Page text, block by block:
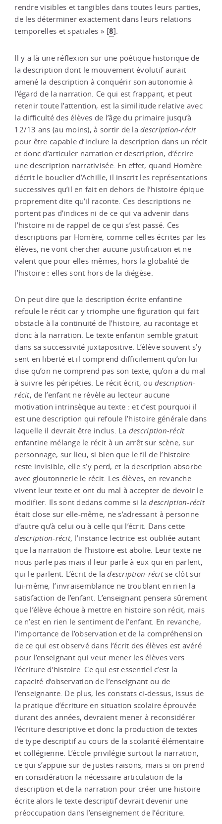
rendre visibles et tangibles dans toutes leurs parties,
de les déterminer exactement dans leurs relations
temporelles et spatiales » [8].
Il y a là une réflexion sur une poétique historique de
la description dont le mouvement évolutif aurait
amené la description à conquérir son autonomie à
l’égard de la narration. Ce qui est frappant, et peut
retenir toute l’attention, est la similitude relative avec
la difficulté des élèves de l’âge du primaire jusqu’à
12/13 ans (au moins), à sortir de ladescription-récit
pour être capable d’inclure la description dans un récit
et donc d’articuler narration et description, d’écrire
une description narrativisée. En effet, quand Homère
décrit le bouclier d’Achille, il inscrit les représentations
successives qu’il en fait en dehors de l’histoire épique
proprement dite qu’il raconte. Ces descriptions ne
portent pas d’indices ni de ce qui va advenir dans
l’histoire ni de rappel de ce qui s’est passé. Ces
descriptions par Homère, comme celles écrites par les
élèves, ne vont chercher aucune justification et ne
valent que pour elles-mêmes, hors la globalité de
l’histoire : elles sont hors de la diégèse.
On peut dire que la description écrite enfantine
refoule le récit car y triomphe une figuration qui fait
obstacle à la continuité de l’histoire, au racontage et
donc à la narration. Le texte enfantin semble gratuit
dans sa successivité juxtapositive. L’élève souvent s’y
sent en liberté et il comprend difficilement qu’on lui
dise qu’on ne comprend pas son texte, qu’on a du mal
à suivre les péripéties. Le récit écrit, oudescription-
récit, de l’enfant ne révèle au lecteur aucune
motivation intrinsèque au texte : et c’est pourquoi il
est une description qui refoule l’histoire générale dans
laquelle il devrait être inclus. La description-récit
enfantine mélange le récit à un arrêt sur scène, sur
personnage, sur lieu, si bien que le fil de l’histoire
reste invisible, elle s’y perd, et la description absorbe
avec gloutonnerie le récit. Les élèves, en revanche
vivent leur texte et ont du mal à accepter de devoir le
modifier. Ils sont dedans comme si ladescription-récit
était close sur elle-même, ne s’adressant à personne
d’autre qu’à celui ou à celle qui l’écrit. Dans cette
description-récit, l’instance lectrice est oubliée autant
que la narration de l’histoire est abolie. Leur texte ne
nous parle pas mais il leur parle à eux qui en parlent,
qui le parlent. L’écrit de ladescription-récitse clôt sur
lui-même, l’invraisemblance ne troublant en rien la
satisfaction de l’enfant. L’enseignant pensera sûrement
que l’élève échoue à mettre en histoire son récit, mais
ce n’est en rien le sentiment de l’enfant. En revanche,
l’importance de l’observation et de la compréhension
de ce qui est observé dans l’écrit des élèves est avéré
pour l’enseignant qui veut mener les élèves vers
l’écriture d’histoire. Ce qui est essentiel c’est la
capacité d’observation de l’enseignant ou de
l’enseignante. De plus, les constats ci-dessus, issus de
la pratique d’écriture en situation scolaire éprouvée
durant des années, devraient mener à reconsidérer
l’écriture descriptive et donc la production de textes
de type descriptif au cours de la scolarité élémentaire
et collégienne. L’école privilégie surtout la narration,
ce qui s’appuie sur de justes raisons, mais si on prend
en considération la nécessaire articulation de la
description et de la narration pour créer une histoire
écrite alors le texte descriptif devrait devenir une
préoccupation dans l’enseignement de l’écriture.